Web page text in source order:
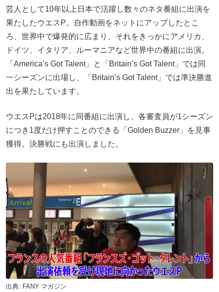
芸人として10年以上日本で活躍し数々のネタ番組に出演を
果たしたウエスP。自作動画をネットにアップしたとこ
ろ、世界中で爆発的に広まり、それをきっかにアメリカ、
ドイツ、イタリア、ルーマニアなど世界中の番組に出演。
「America’s Got Talent」と「Britain’s Got Talent」では同
一シーズンに出場し、「Britain’s Got Talent」では準決勝進
出を果たしています。
ウエスPは2018年に同番組に出演し、各審査員が1シーズン
につき1度だけ押すことのできる「Golden Buzzer」を見事
獲得。決勝戦にも出演しました。
出典: FANY マガジン